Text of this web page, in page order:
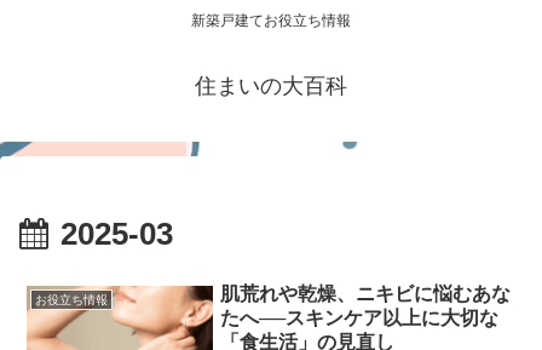
新築戸建てお役立ち情報
住まいの大百科
2025-03
お役立ち情報
肌荒れや乾燥、ニキビに悩むあな
たへ──スキンケア以上に大切な
「食生活」の見直し